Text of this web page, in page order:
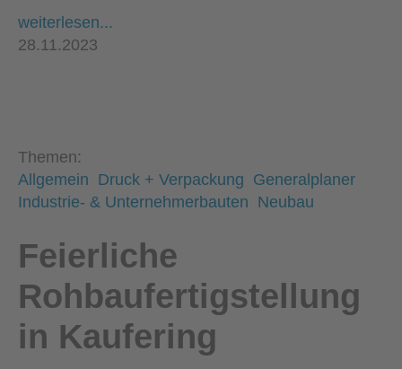
weiterlesen...
28.11.2023
Themen:
Allgemein Druck + Verpackung Generalplaner
Industrie- & Unternehmerbauten Neubau
Feierliche
Rohbaufertigstellung
in Kaufering